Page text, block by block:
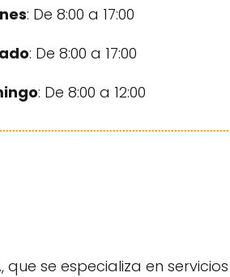
: De 8:00 a 17:00
: De 8:00 a 17:00
: De 8:00 a 12:00
que se especializa en